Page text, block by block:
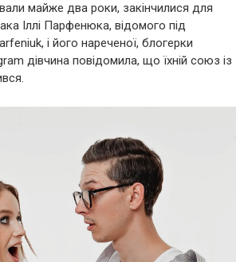
майже два роки, закінчилися для
Іллі Парфенюка, відомого під
і його нареченої, блогерки
дівчина повідомила, що їхній союз із